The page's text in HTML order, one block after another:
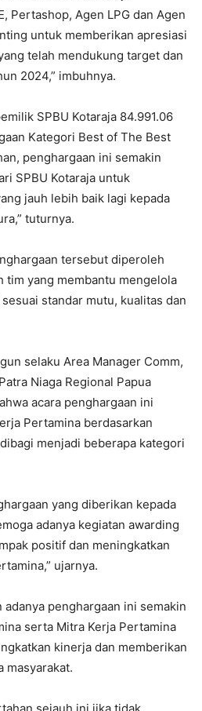
Pertashop, Agen LPG dan Agen
untuk memberikan apresiasi
telah mendukung target dan
2024,” imbuhnya.
SPBU Kotaraja 84.991.06
Kategori Best of The Best
penghargaan ini semakin
SPBU Kotaraja untuk
jauh lebih baik lagi kepada
tuturnya.
tersebut diperoleh
tim yang membantu mengelola
standar mutu, kualitas dan
selaku Area Manager Comm,
Niaga Regional Papua
acara penghargaan ini
Pertamina berdasarkan
menjadi beberapa kategori
yang diberikan kepada
adanya kegiatan awarding
positif dan meningkatkan
ujarnya.
penghargaan ini semakin
serta Mitra Kerja Pertamina
kinerja dan memberikan
masyarakat.
sejauh ini jika tidak